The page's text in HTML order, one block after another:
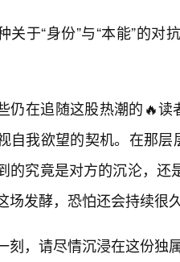
关于“身份”与“本能”的
仍在追随这股热潮的🔥读
自我欲望的契机。在那
的究竟是对方的沉沦，
场发酵，恐怕还会持续很
刻，请尽情沉浸在这份独